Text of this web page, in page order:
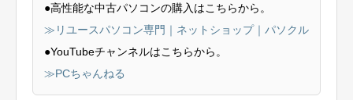
●高性能な中古パソコンの購入はこちらから。
≫リユースパソコン専門｜ネットショップ｜パソクル
●YouTubeチャンネルはこちらから。
≫PCちゃんねる